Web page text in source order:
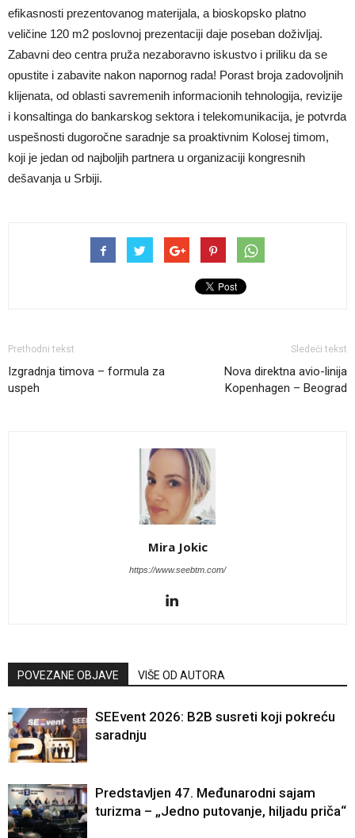
efikasnosti prezentovanog materijala, a bioskopsko platno
veličine 120 m2 poslovnoj prezentaciji daje poseban doživljaj.
Zabavni deo centra pruža nezaboravno iskustvo i priliku da se
opustite i zabavite nakon napornog rada! Porast broja zadovoljnih
klijenata, od oblasti savremenih informacionih tehnologija, revizije
i konsaltinga do bankarskog sektora i telekomunikacija, je potvrda
uspešnosti dugoročne saradnje sa proaktivnim Kolosej timom,
koji je jedan od najboljih partnera u organizaciji kongresnih
dešavanja u Srbiji.
Prethodni tekst
Izgradnja timova – formula za
uspeh
Sledeći tekst
Nova direktna avio-linija
Kopenhagen – Beograd
Mira Jokic
https://www.seebtm.com/
POVEZANE OBJAVE VIŠE OD AUTORA
SEEvent 2026: B2B susreti koji pokreću
saradnju
Predstavljen 47. Međunarodni sajam
turizma – „Jedno putovanje, hiljadu priča“